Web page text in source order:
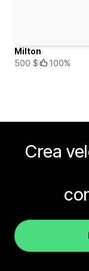
Milton
500 $
100%
Crea